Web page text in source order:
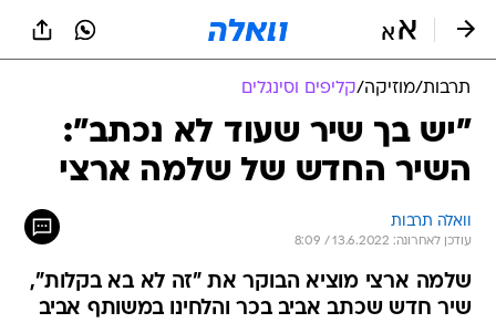
תרבות/מוזיקה/קליפים וסינגלים
"יש בך שיר שעוד לא נכתב":
השיר החדש של שלמה ארצי
וואלה תרבות
עודכן לאחרונה: 13.6.2022 / 8:09
שלמה ארצי מוציא הבוקר את "זה לא בא בקלות",
שיר חדש שכתב אביב בכר והלחינו במשותף אביב